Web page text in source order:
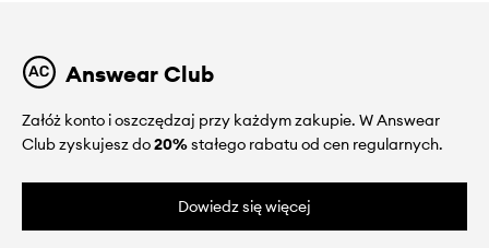
Answear Club
Załóż konto i oszczędzaj przy każdym zakupie. W Answear
Club zyskujesz do20%stałego rabatu od cen regularnych.
Dowiedz się więcej